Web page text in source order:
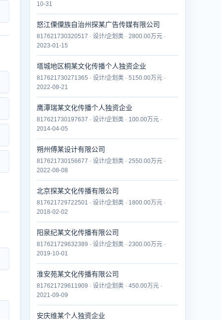
10-31
怒江傈僳族自治州探某广告传媒有限公司
817621730320517 · 设计/企划类 · 2800.00万元 ·
2023-01-15
塔城地区桐某文化传播个人独资企业
817621730271365 · 设计/企划类 · 5150.00万元 ·
2022-08-21
鹰潭瑞某文化传播个人独资企业
817621730197637 · 设计/企划类 · 100.00万元 ·
2014-04-05
朔州傅某设计有限公司
817621730156677 · 设计/企划类 · 2550.00万元 ·
2022-08-08
北京探某文化传播有限公司
817621729722501 · 设计/企划类 · 1800.00万元 ·
2018-02-02
阳泉纪某文化传播有限公司
817621729632389 · 设计/企划类 · 2300.00万元 ·
2019-10-01
淮安苑某文化传播有限公司
817621729611909 · 设计/企划类 · 450.00万元 ·
2021-09-09
安庆维某个人独资企业